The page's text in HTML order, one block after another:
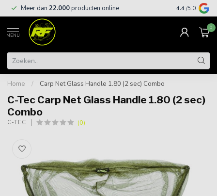
Meer dan 22.000producten online Gratis
4.4 /5.0
MENU
0
Home / Carp Net Glass Handle 1.80 (2 sec) Combo
C-Tec Carp Net Glass Handle 1.80 (2 sec)
Combo
C-TEC (0)